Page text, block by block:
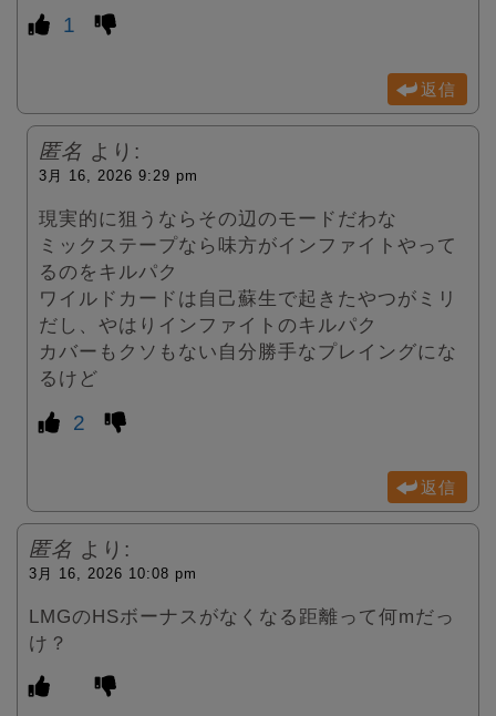
1
返信
匿名 より:
3月 16, 2026 9:29 pm
現実的に狙うならその辺のモードだわな
ミックステープなら味方がインファイトやって
るのをキルパク
ワイルドカードは自己蘇生で起きたやつがミリ
だし、やはりインファイトのキルパク
カバーもクソもない自分勝手なプレイングにな
るけど
2
返信
匿名 より:
3月 16, 2026 10:08 pm
LMGのHSボーナスがなくなる距離って何mだっ
け？